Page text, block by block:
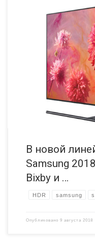
На мероприятии First Look
обновленную
линейки входят новые
телевизоры премиум-
размерами экрана 75-
новые технологические
новаторскими
В новой
Samsung
Bixby и …
HDR samsung
Опубликовано 9 августа 2018